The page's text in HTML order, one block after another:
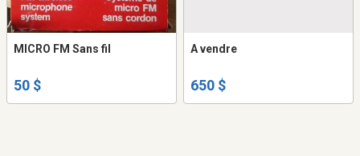
MICRO FM Sans fil
50 $
A vendre
650 $